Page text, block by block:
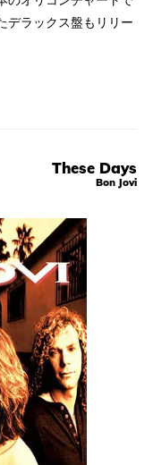
デラックス盤もリリー
These Days
Bon Jovi